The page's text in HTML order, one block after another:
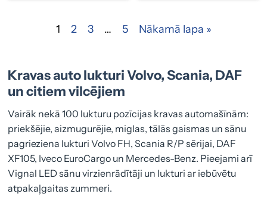
1 2 3 … 5 Nākamā lapa »
Kravas auto lukturi Volvo, Scania, DAF
un citiem vilcējiem
Vairāk nekā 100 lukturu pozīcijas kravas automašīnām:
priekšējie, aizmugurējie, miglas, tālās gaismas un sānu
pagrieziena lukturi Volvo FH, Scania R/P sērijai, DAF
XF105, Iveco EuroCargo un Mercedes-Benz. Pieejami arī
Vignal LED sānu virzienrādītāji un lukturi ar iebūvētu
atpakaļgaitas zummeri.